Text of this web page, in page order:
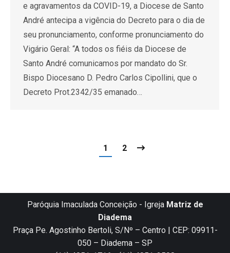
e agravamentos da COVID-19, a Diocese de Santo
André antecipa a vigência do Decreto para o dia de
seu pronunciamento, conforme pronunciamento do
Vigário Geral: “A todos os fiéis da Diocese de
Santo André comunicamos por mandato do Sr.
Bispo Diocesano D. Pedro Carlos Cipollini, que o
Decreto Prot.2342/35 emanado…
1 2
Paróquia Imaculada Conceição - Igreja Matriz de
Diadema
Praça Pe. Agostinho Bertoli, S/Nº – Centro | CEP: 09911-
050 – Diadema – SP